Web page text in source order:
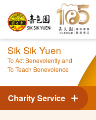
Sik Sik Yuen
To Act Benevolently and
To Teach Benevolence
Charity Service